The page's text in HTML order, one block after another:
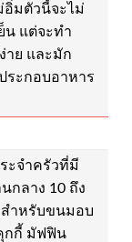
อิ่มตัวนี้จะไม่
น แต่จะทำ
าย และมัก
ระกอบอาหาร
ะจำครัวที่มี
กลาง 10 ถึง
สำหรับขนมอบ
กกี้ มัฟฟิน